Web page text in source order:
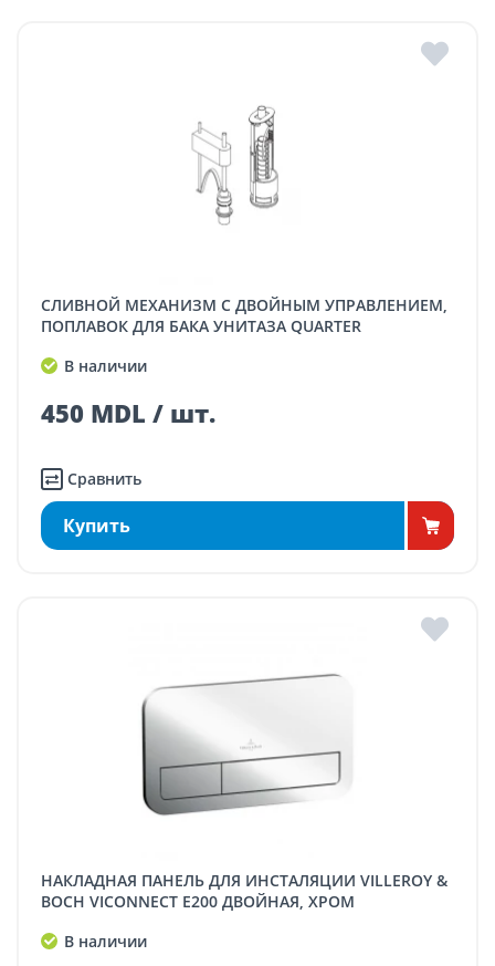
СЛИВНОЙ МЕХАНИЗМ С ДВОЙНЫМ УПРАВЛЕНИЕМ,
ПОПЛАВОК ДЛЯ БАКА УНИТАЗА QUARTER
В наличии
450 MDL / шт.
Сравнить
Купить
НАКЛАДНАЯ ПАНЕЛЬ ДЛЯ ИНСТАЛЯЦИИ VILLEROY &
BOCH VICONNECT E200 ДВОЙНАЯ, ХРОМ
В наличии